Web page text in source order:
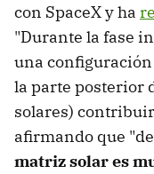
con SpaceX y ha
"Durante la fase
una
la parte posterior
solares)
afirmando que
matriz solar es